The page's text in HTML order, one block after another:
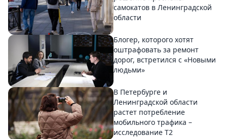
самокатов в Ленинградской
области
Блогер, которого хотят
оштрафовать за ремонт
дорог, встретился с «Новыми
людьми»
В Петербурге и
Ленинградской области
растет потребление
мобильного трафика –
исследование T2